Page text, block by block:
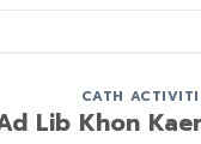
CATH
Lib Khon